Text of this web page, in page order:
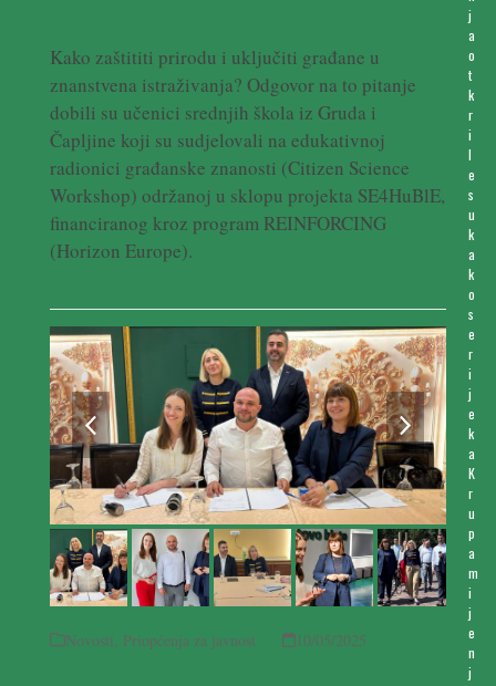
Kako zaštititi prirodu i uključiti građane u
znanstvena istraživanja? Odgovor na to pitanje
dobili su učenici srednjih škola iz Gruda i
Čapljine koji su sudjelovali na edukativnoj
radionici građanske znanosti (Citizen Science
Workshop) održanoj u sklopu projekta SE4HuBlE,
financiranog kroz program REINFORCING
(Horizon Europe).
previous
slide
next
slide
Novosti Priopćenja za javnost 10/05/2025
j
a
o
t
k
r
i
l
e
s
u
k
a
k
o
s
e
r
i
j
e
k
a
K
r
u
p
a
m
i
j
e
n
j